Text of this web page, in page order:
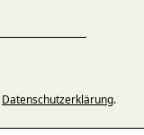
Datenschutzerklärung.